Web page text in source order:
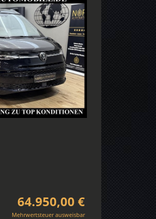
64.950,00 €
Mehrwertsteuer ausweisbar